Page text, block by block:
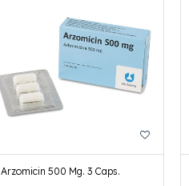
Arzomicin 500 Mg. 3 Caps.